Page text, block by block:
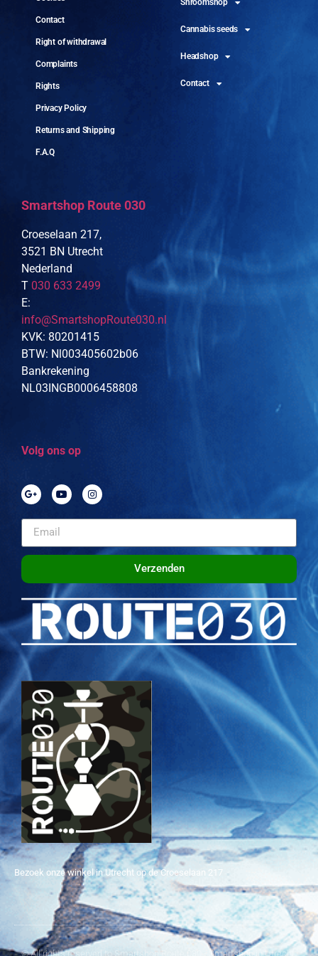
Contact
Right of withdrawal
Complaints
Rights
Privacy Policy
Returns and Shipping
F.A.Q
Shroomshop
Cannabis seeds
Headshop
Contact
Smartshop Route 030
Croeselaan 217,
3521 BN Utrecht
Nederland
T 030 633 2499
E:
info@SmartshopRoute030.nl
KVK: 80201415
BTW: Nl003405602b06
Bankrekening
NL03INGB0006458808
Volg ons op
Verzenden
Bezoek onze winkel in Utrecht op de Croeselaan 217
© All rights reserved to Smartshop Route 030 - Smartshop in Utrecht